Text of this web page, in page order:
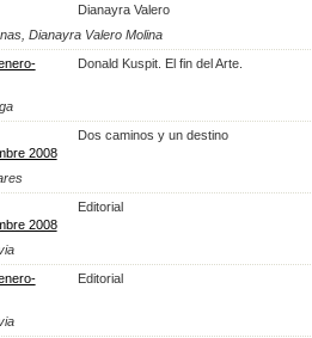
Dianayra Valero
Dianayra Valero Molina
Donald Kuspit. El fin del Arte.
2008
Dos caminos y un destino
2008
Editorial
Editorial